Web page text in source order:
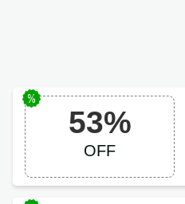
53%
OFF